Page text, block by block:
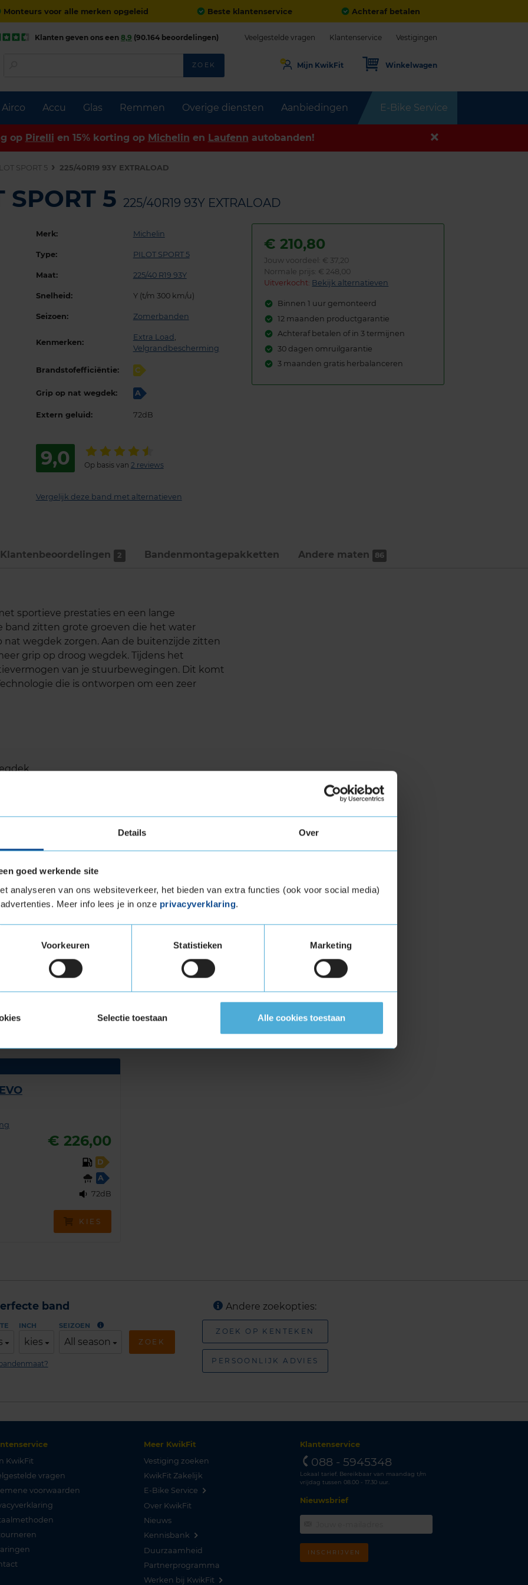
Details Over
goed werkende site
analyseren van ons websiteverkeer, het bieden van extra functies (ook voor social media)
Meer info lees je in onze privacyverklaring.
Voorkeuren Statistieken Marketing
Selectie toestaan Alle cookies toestaan
Monteurs voor alle merken opgeleid Beste klantenservice Achteraf betalen
Airco Accu Glas Remmen Overige diensten Aanbiedingen E-Bike Service
Klanten geven ons een 8,9 (90.164 beoordelingen) Veelgestelde vragen Klantenservice Vestigingen
ZOEK Mijn KwikFit Winkelwagen
op Pirelli en 15% korting op Michelin en Laufenn autobanden!
SPORT 5 225/40R19 93Y EXTRALOAD
5 225/40R19 93Y EXTRALOAD
Merk: Michelin
Type: PILOT SPORT 5
Maat: 225/40 R19 93Y
Snelheid: Y (t/m 300 km/u)
Seizoen: Zomerbanden
Kenmerken:
Extra Load ,
Velgrandbescherming
Brandstofefficiëntie: C
Grip op nat wegdek: A
Extern geluid: 72dB
9,0 Op basis van 2 reviews
Vergelijk deze band met alternatieven
€210,80
Jouw voordeel: € 37,20
Normale prijs: € 248,00
Uitverkocht: Bekijk alternatieven
Binnen 1 uur gemonteerd
12 maanden productgarantie
Achteraf betalen of in 3 termijnen
30 dagen omruilgarantie
3 maanden gratis herbalanceren
Klantenbeoordelingen 2 Bandenmontage­pakketten Andere maten 86
sportieve prestaties en een lange
band zitten grote groeven die het water
nat wegdek zorgen. Aan de buitenzijde zitten
grip op droog wegdek. Tijdens het
van je stuurbewegingen. Dit komt
die is ontworpen om een zeer
(verstevigde band)
die banden met een hoger
banden zijn te herkennen aan het
load in de maat 225 40
load in de maat 225 40 R19 eenvoudig online
in bij jouw KwikFit vestiging.
€ 226,00
D
A
72dB
KIES
band
INCH
kies
SEIZOEN
All season ZOEK
Andere zoekopties:
ZOEK OP KENTEKEN
PERSOONLIJK ADVIES
KwikFit
vragen
voorwaarden
Meer KwikFit
Vestiging zoeken
KwikFit Zakelijk
E-Bike Service
Over KwikFit
Nieuws
Kennisbank
Duurzaamheid
Partnerprogramma
Werken bij KwikFit
Klantenservice
088 - 5945348
Lokaal tarief. Bereikbaar van maandag t/m
vrijdag tussen 08.00 - 17.30 uur.
Nieuwsbrief
INSCHRIJVEN